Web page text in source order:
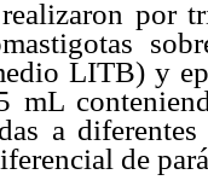
por
LITB) y
mL
a
de